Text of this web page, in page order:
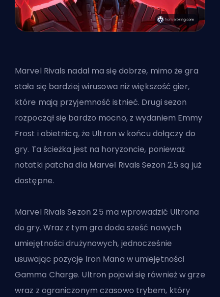
Marvel Rivals nadal ma się dobrze, mimo że gra
stała się bardziej wirusowa niż większość gier,
które mają przyjemność istnieć. Drugi sezon
rozpoczął się bardzo mocno, z wydaniem Emmy
Frost i obietnicą, że Ultron w końcu dołączy do
gry. Ta ścieżka jest na horyzoncie, ponieważ
notatki patcha dla Marvel Rivals Sezon 2.5 są już
dostępne.
Marvel Rivals Sezon 2.5 ma wprowadzić Ultrona
do gry. Wraz z tym gra doda sześć nowych
umiejętności drużynowych, jednocześnie
usuwając pozycję Iron Mana w umiejętności
Gamma Charge. Ultron pojawi się również w grze
wraz z ograniczonym czasowo trybem, który